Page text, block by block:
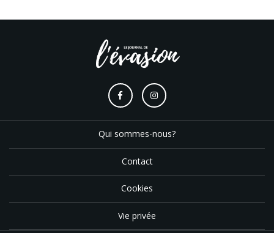
Qui sommes-nous?
Contact
Cookies
Vie privée